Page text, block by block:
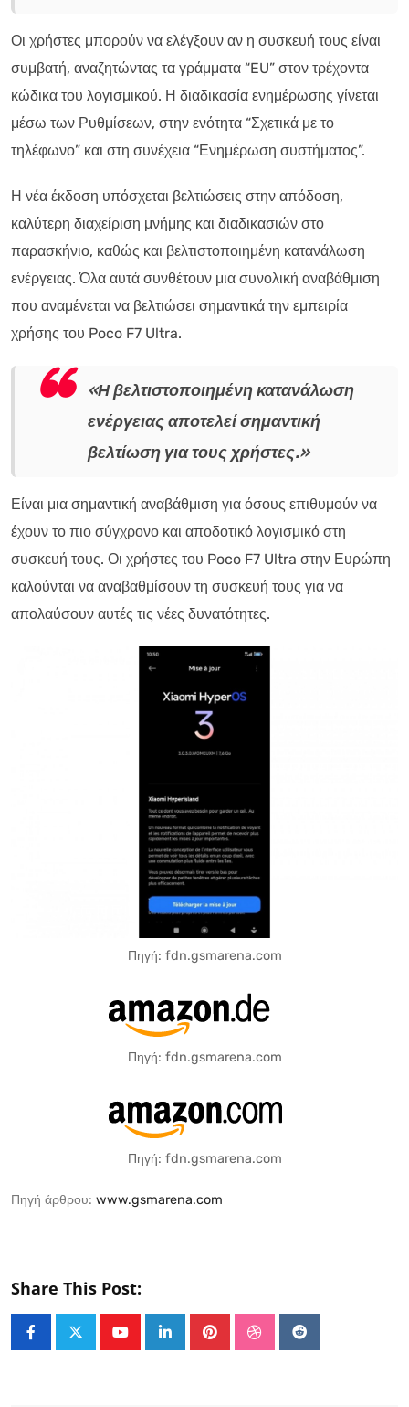
Οι χρήστες μπορούν να ελέγξουν αν η συσκευή τους είναι
συμβατή, αναζητώντας τα γράμματα “EU” στον τρέχοντα
κώδικα του λογισμικού. Η διαδικασία ενημέρωσης γίνεται
μέσω των Ρυθμίσεων, στην ενότητα “Σχετικά με το
τηλέφωνο” και στη συνέχεια “Ενημέρωση συστήματος”.
Η νέα έκδοση υπόσχεται βελτιώσεις στην απόδοση,
καλύτερη διαχείριση μνήμης και διαδικασιών στο
παρασκήνιο, καθώς και βελτιστοποιημένη κατανάλωση
ενέργειας. Όλα αυτά συνθέτουν μια συνολική αναβάθμιση
που αναμένεται να βελτιώσει σημαντικά την εμπειρία
χρήσης του Poco F7 Ultra.
«Η βελτιστοποιημένη κατανάλωση
ενέργειας αποτελεί σημαντική
βελτίωση για τους χρήστες.»
Είναι μια σημαντική αναβάθμιση για όσους επιθυμούν να
έχουν το πιο σύγχρονο και αποδοτικό λογισμικό στη
συσκευή τους. Οι χρήστες του Poco F7 Ultra στην Ευρώπη
καλούνται να αναβαθμίσουν τη συσκευή τους για να
απολαύσουν αυτές τις νέες δυνατότητες.
Πηγή: fdn.gsmarena.com
Πηγή: fdn.gsmarena.com
Πηγή: fdn.gsmarena.com
Πηγή άρθρου: www.gsmarena.com
Share This Post:
LinkedInPinterestStumbleUpon
Reddit